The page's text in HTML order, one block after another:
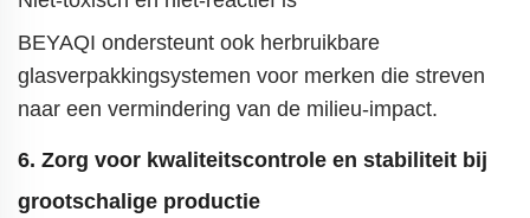
BEYAQI ondersteunt ook herbruikbare
glasverpakkingsystemen voor merken die streven
naar een vermindering van de milieu-impact.
6. Zorg voor kwaliteitscontrole en stabiliteit bij
grootschalige productie